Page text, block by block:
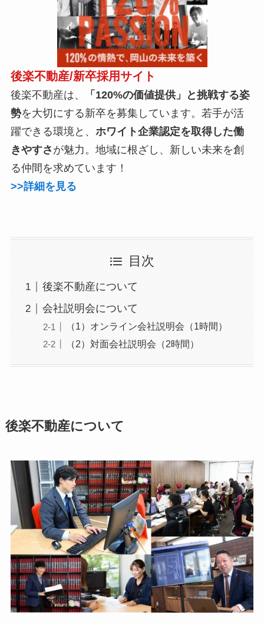
後楽不動産/新卒採用サイト
後楽不動産は、
「120%の価値提供」と挑戦する姿
勢を大切にする新卒を募集しています。若手が活
躍できる環境と、 ホワイト企業認定を取得した働
きやすさ が魅力。地域に根ざし、新しい未来を創
る仲間を求めています！
>>詳細を見る
目次
後楽不動産について
会社説明会について
（1）オンライン会社説明会（1時間）
（2）対面会社説明会（2時間）
後楽不動産について